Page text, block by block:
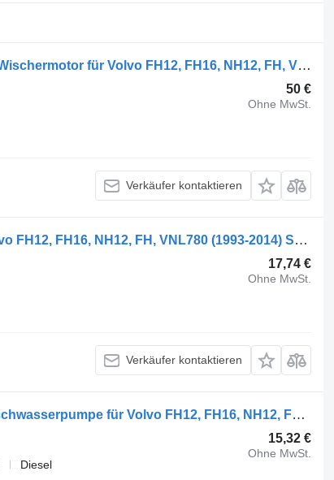
Volvo FH12 1-seeria (01.93-12.02) 404.343 Wischermotor für Volvo FH12, FH16, NH12, FH, VNL780 (1993-2014) Sattelzugmaschine
50 €
Ohne MwSt.
Verkäufer kontaktieren
Volvo FH (01.05-) 20398467 Türgriff für Volvo FH12, FH16, NH12, FH, VNL780 (1993-2014) Sattelzugmaschine
17,74 €
Ohne MwSt.
Verkäufer kontaktieren
Volvo FH12 2-seeria (01.02-) 21189159 Waschwasserpumpe für Volvo FH12, FH16, NH12, FH, VNL780 (1993-2014) Sattelzugmaschine
15,32 €
Ohne MwSt.
Diesel